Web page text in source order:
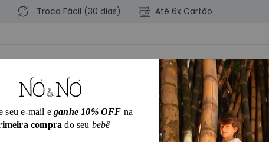
Troca Fácil (30 dias) Até 6x Cartão
PARA PEQUENINOS PARA CRESCIDINHOS
seu e-mail eganhe 10% OFF na
compra do seu bebê